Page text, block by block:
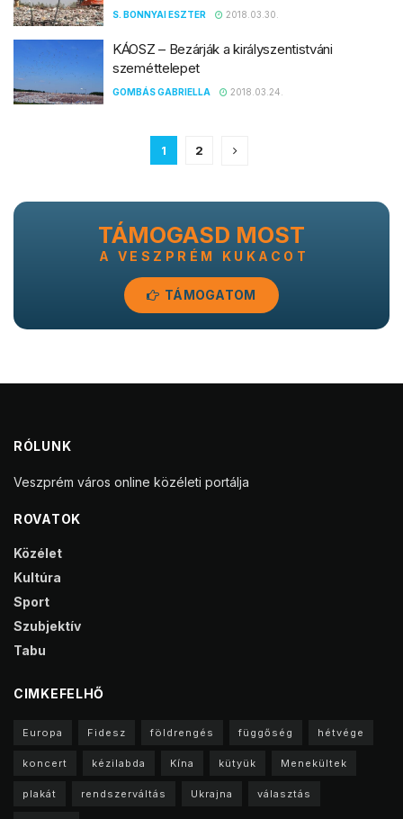
S. BONNYAI ESZTER 2018.03.30.
KÁOSZ – Bezárják a királyszentistváni
szeméttelepet
GOMBÁS GABRIELLA 2018.03.24.
1 2
TÁMOGASD MOST
A VESZPRÉM KUKACOT
TÁMOGATOM
RÓLUNK
Veszprém város online közéleti portálja
ROVATOK
Közélet
Kultúra
Sport
Szubjektív
Tabu
CIMKEFELHŐ
Europa Fidesz földrengés függőség hétvége
koncert kézilabda Kína kütyük Menekültek
plakát rendszerváltás Ukrajna választás